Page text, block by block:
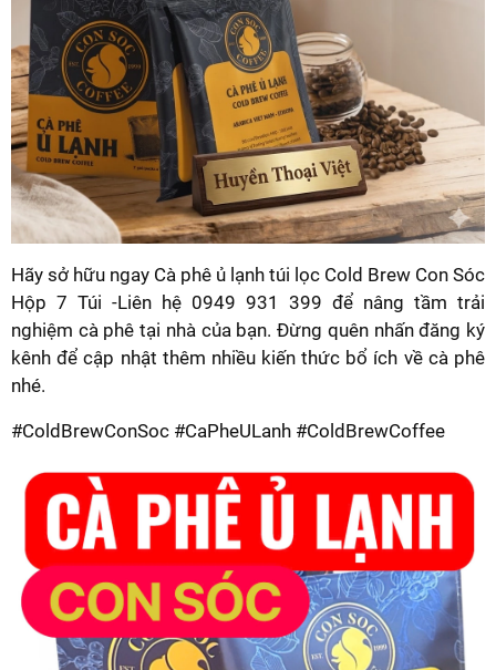
Hãy sở hữu ngay Cà phê ủ lạnh túi lọc Cold Brew Con Sóc
Hộp 7 Túi -Liên hệ 0949 931 399 để nâng tầm trải
nghiệm cà phê tại nhà của bạn. Đừng quên nhấn đăng ký
kênh để cập nhật thêm nhiều kiến thức bổ ích về cà phê
nhé.
#ColdBrewConSoc #CaPheULanh #ColdBrewCoffee